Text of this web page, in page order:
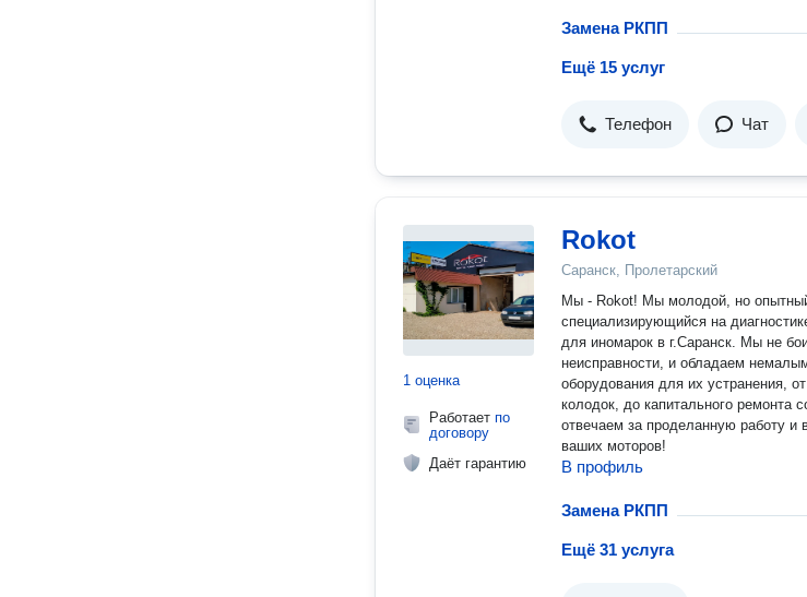
Замена РКПП
Ещё 15 услуг
Телефон Чат
1 оценка
Работает по
договору
Даёт гарантию
Rokot
Саранск, Пролетарский
Мы - Rokot! Мы молодой, но
специализирующийся на
для иномарок в г.Саранск. Мы не
неисправности, и обладаем
оборудования для их устранения,
колодок, до капитального ремонта
отвечаем за проделанную работу и
ваших моторов!
В профиль
Замена РКПП
Ещё 31 услуга